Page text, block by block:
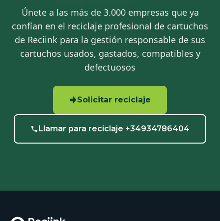
Únete a las más de 3.000 empresas que ya
confían en el reciclaje profesional de cartuchos
de Reciink para la gestión responsable de sus
cartuchos usados, gastados, compatibles y
defectuosos
Solicitar reciclaje
Llamar para reciclaje +34934786404